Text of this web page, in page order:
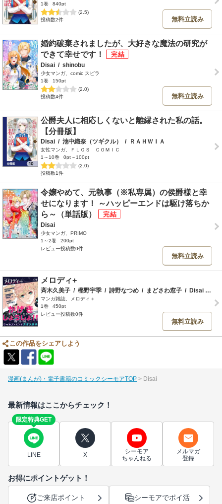
1巻
840pt
(2.5)
投稿数2件
無料立読み
婚約破棄されましたが、大好きな魔法の研究が
できて幸せです！
Disai / shinobu
少女マンガ、comic スピラ
1巻
150pt
(2.0)
投稿数4件
無料立読み
公爵夫人に相応しくないと離縁された私の話。
【分冊版】
Disai / 池中織奈（ツギクル） / ＲＡＨＷＩＡ
女性マンガ、ＦＬＯＳ ＣＯＭＩＣ
1～10巻
0pt～100pt
(2.0)
投稿数1件
令嬢やめて、元執事（※私専属）の侯爵様と幸
せになります！ ～ハッピーエンドは駆け落ちか
ら～（単話版）
Disai
少女マンガ、PRIMO
1～2巻
200pt
レビュー投稿数0件
無料立読み
メロディ+
斉木久美子 / 樫野宇季 / 詩野なつめ / まどさわ窓子 / Disai / 園
マンガ雑誌、メロディ＋
1巻
450pt
レビュー投稿数0件
無料立読み
この作品をシェアしよう
漫画(まんが)・電子書籍のコミックシーモアTOP Disai
最新情報はここからチェック！
限定特典GET
LINE X
シーモア
ちゃんねる
メルマガ
登録
お得にポイントゲット！
ご来店ポイント シーモアでポイ活